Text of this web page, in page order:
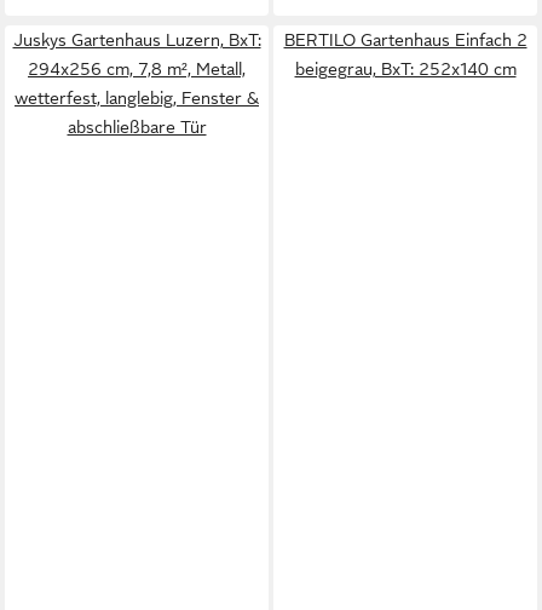
Juskys Gartenhaus Luzern, BxT:
294x256 cm, 7,8 m², Metall,
wetterfest, langlebig, Fenster &
abschließbare Tür
BERTILO Gartenhaus Einfach 2
beigegrau, BxT: 252x140 cm